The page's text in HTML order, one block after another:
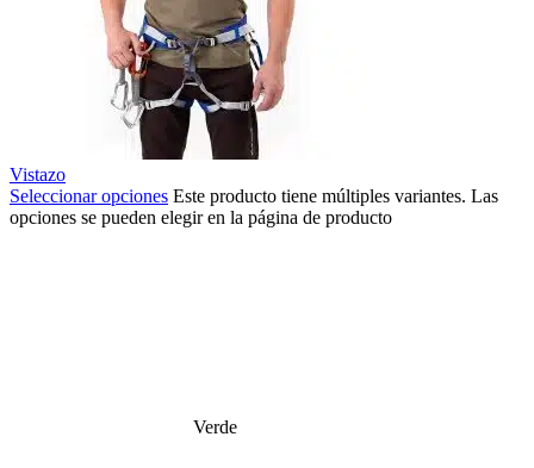
Vistazo
Seleccionar opciones Este producto tiene múltiples variantes. Las
opciones se pueden elegir en la página de producto
Verde